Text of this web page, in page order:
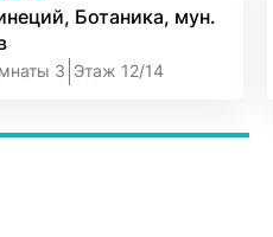
Ботаника, мун.
3 Этаж 12/14